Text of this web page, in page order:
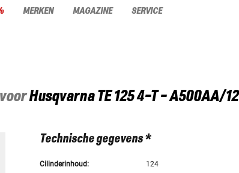
MERKEN MAGAZINE SERVICE
Husqvarna TE 125 4-T - A500AA/12
Technische gegevens *
Cilinderinhoud: 124